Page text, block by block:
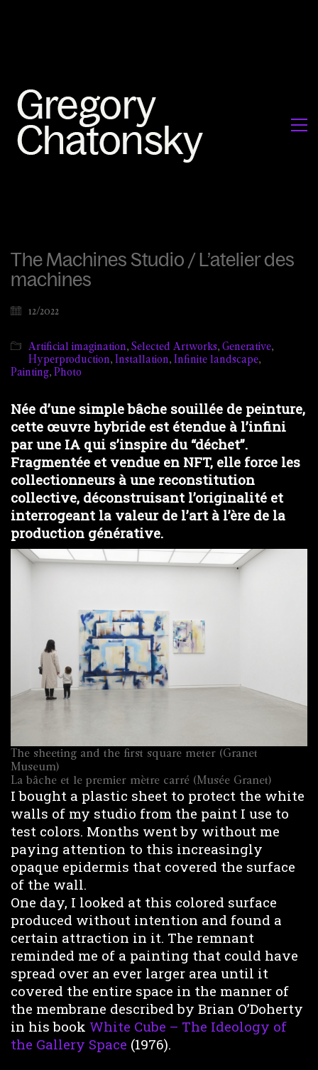
The Machines Studio / L’atelier des
machines
12/2022
Artificial imagination, Selected Artworks, Generative,
Hyperproduction, Installation, Infinite landscape,
Painting, Photo
Née d’une simple bâche souillée de peinture,
cette œuvre hybride est étendue à l’infini
par une IA qui s’inspire du “déchet”.
Fragmentée et vendue en NFT, elle force les
collectionneurs à une reconstitution
collective, déconstruisant l’originalité et
interrogeant la valeur de l’art à l’ère de la
production générative.
The sheeting and the first square meter (Granet
Museum)
La bâche et le premier mètre carré (Musée Granet)
I bought a plastic sheet to protect the white
walls of my studio from the paint I use to
test colors. Months went by without me
paying attention to this increasingly
opaque epidermis that covered the surface
of the wall.
One day, I looked at this colored surface
produced without intention and found a
certain attraction in it. The remnant
reminded me of a painting that could have
spread over an ever larger area until it
covered the entire space in the manner of
the membrane described by Brian O’Doherty
in his book White Cube – The Ideology of
the Gallery Space (1976).